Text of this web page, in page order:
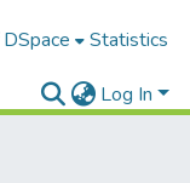
Statistics
Log In